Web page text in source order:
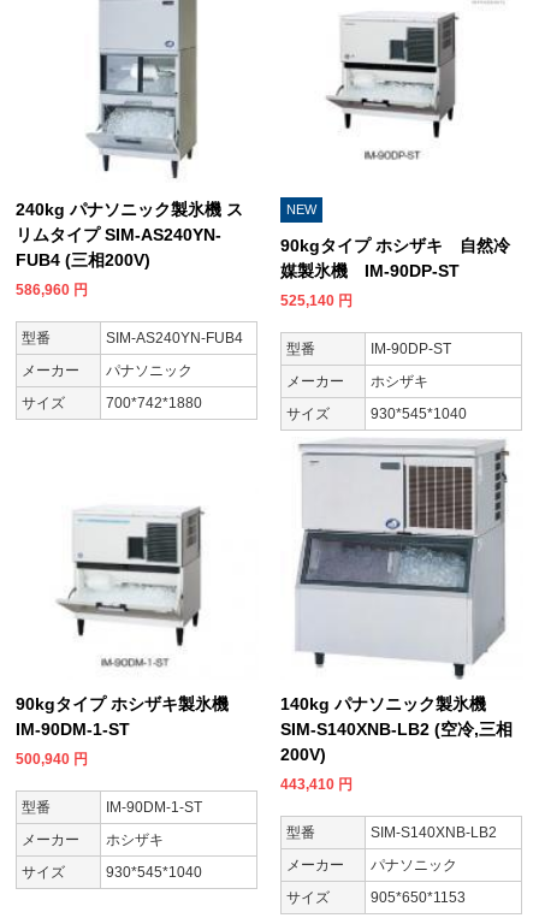
240kg パナソニック製氷機 ス
リムタイプ SIM-AS240YN-
FUB4 (三相200V)
586,960 円
型番
SIM-AS240YN-FUB4
メーカー
パナソニック
サイズ
700*742*1880
NEW
90kgタイプ ホシザキ 自然冷
媒製氷機 IM-90DP-ST
525,140 円
型番
IM-90DP-ST
メーカー
ホシザキ
サイズ
930*545*1040
90kgタイプ ホシザキ製氷機
IM-90DM-1-ST
500,940 円
型番
IM-90DM-1-ST
メーカー
ホシザキ
サイズ
930*545*1040
140kg パナソニック製氷機
SIM-S140XNB-LB2 (空冷,三相
200V)
443,410 円
型番
SIM-S140XNB-LB2
メーカー
パナソニック
サイズ
905*650*1153